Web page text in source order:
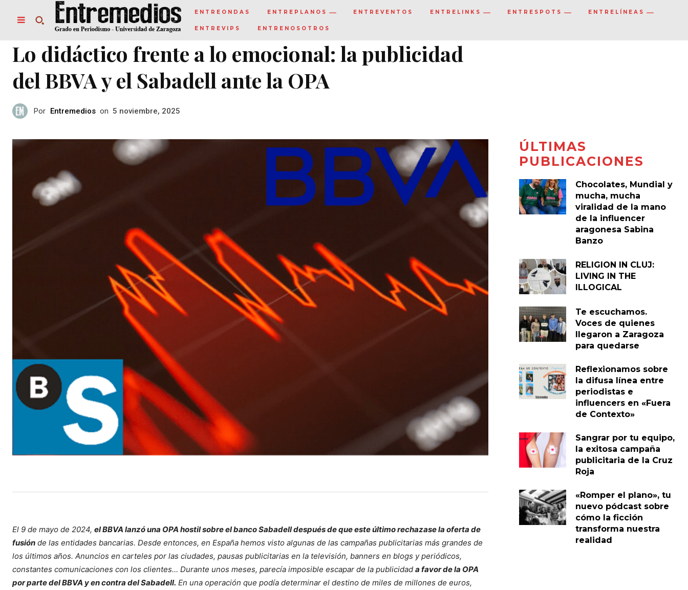
ENTREONDAS ENTREPLANOS ENTREVENTOS ENTRELINKS ENTRESPOTS ENTRELÍNEAS
ENTREVIPS ENTRENOSOTROS
Lo didáctico frente a lo emocional: la publicidad
del BBVA y el Sabadell ante la OPA
Por Entremedios on 5 noviembre, 2025
El 9 de mayo de 2024, el BBVA lanzó una OPA hostil sobre el banco Sabadell después de que este último rechazase la oferta de
fusión de las entidades bancarias. Desde entonces, en España hemos visto algunas de las campañas publicitarias más grandes de
los últimos años. Anuncios en carteles por las ciudades, pausas publicitarias en la televisión, banners en blogs y periódicos,
constantes comunicaciones con los clientes… Durante unos meses, parecía imposible escapar de la publicidad a favor de la OPA
por parte del BBVA y en contra del Sabadell. En una operación que podía determinar el destino de miles de millones de euros,
ÚLTIMAS
PUBLICACIONES
Chocolates, Mundial y
mucha, mucha
viralidad de la mano
de la influencer
aragonesa Sabina
Banzo
RELIGION IN CLUJ:
LIVING IN THE
ILLOGICAL
Te escuchamos.
Voces de quienes
llegaron a Zaragoza
para quedarse
Reflexionamos sobre
la difusa línea entre
periodistas e
influencers en «Fuera
de Contexto»
Sangrar por tu equipo,
la exitosa campaña
publicitaria de la Cruz
Roja
«Romper el plano», tu
nuevo pódcast sobre
cómo la ficción
transforma nuestra
realidad